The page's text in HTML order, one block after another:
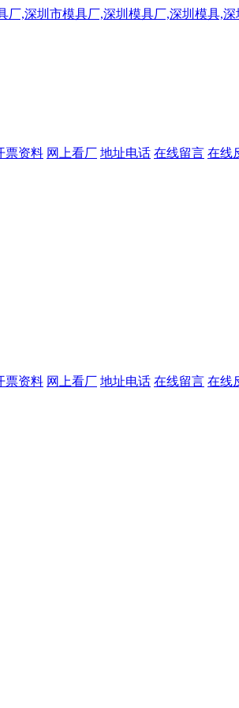
票资料 网上看厂 地址电话 在线留言 在线
票资料 网上看厂 地址电话 在线留言 在线